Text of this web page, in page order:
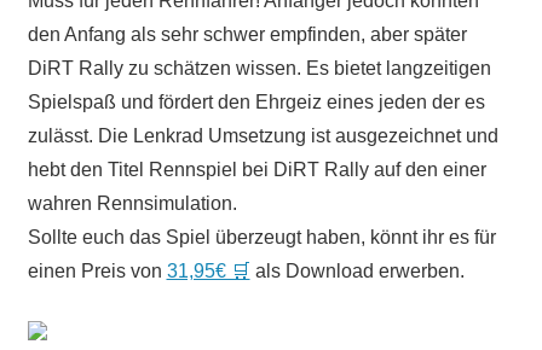
den Anfang als sehr schwer empfinden, aber später
DiRT Rally zu schätzen wissen. Es bietet langzeitigen
Spielspaß und fördert den Ehrgeiz eines jeden der es
zulässt. Die Lenkrad Umsetzung ist ausgezeichnet und
hebt den Titel Rennspiel bei DiRT Rally auf den einer
wahren Rennsimulation.
Sollte euch das Spiel überzeugt haben, könnt ihr es für
einen Preis von 31,95€ 🛒 als Download erwerben.